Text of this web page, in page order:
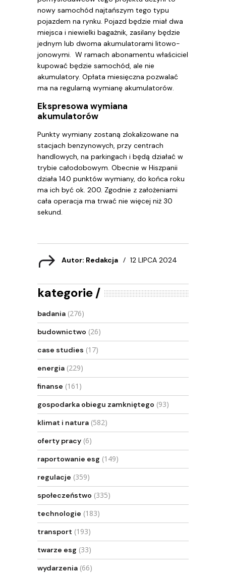
nowy samochód najtańszym tego typu
pojazdem na rynku. Pojazd będzie miał dwa
miejsca i niewielki bagażnik, zasilany będzie
jednym lub dwoma akumulatorami litowo-
jonowymi. W ramach abonamentu właściciel
kupować będzie samochód, ale nie
akumulatory. Opłata miesięczna pozwalać
ma na regularną wymianę akumulatorów.
Ekspresowa wymiana
akumulatorów
Punkty wymiany zostaną zlokalizowane na
stacjach benzynowych, przy centrach
handlowych, na parkingach i będą działać w
trybie całodobowym. Obecnie w Hiszpanii
działa 140 punktów wymiany, do końca roku
ma ich być ok. 200. Zgodnie z założeniami
cała operacja ma trwać nie więcej niż 30
sekund.
Autor: Redakcja 12 LIPCA 2024
kategorie
badania (276)
budownictwo (26)
case studies (17)
energia (229)
finanse (161)
gospodarka obiegu zamkniętego (93)
klimat i natura (582)
oferty pracy (6)
raportowanie esg (149)
regulacje (359)
społeczeństwo (335)
technologie (183)
transport (193)
twarze esg (33)
wydarzenia (66)